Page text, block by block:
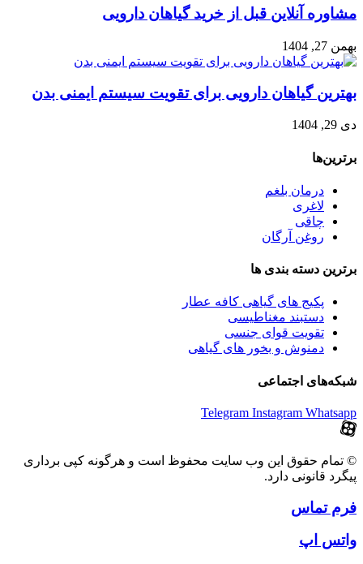
مشاوره آنلاین قبل از خرید گیاهان دارویی
بهمن 27, 1404
بهترین گیاهان دارویی برای تقویت سیستم ایمنی بدن
دی 29, 1404
برترین‌ها
درمان بلغم
لاغری
چاقی
روغن آرگان
برترین‌ دسته بندی ها
پکیج های گیاهی کافه عطار
دستبند مغناطیسی
تقویت قوای جنسی
دمنوش و بخور های گیاهی
شبکه‌های اجتماعی
Telegram Instagram Whatsapp
© تمام حقوق این وب سایت محفوظ است و هرگونه کپی برداری
پیگرد قانونی دارد.
فرم تماس
واتس اپ